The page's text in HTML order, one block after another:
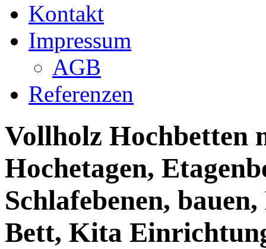
Kontakt
Impressum
AGB
Referenzen
Vollholz Hochbetten
Hochetagen,
Schlafebenen,
Bett, Kita